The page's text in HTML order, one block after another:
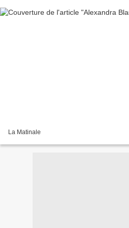
La Matinale